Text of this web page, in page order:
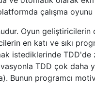
çalışma oyunu
Oyun geliştiricilerin
en katı ve sıkı
istediklerinde TDD'de
TDD çok daha
Bunun programcı